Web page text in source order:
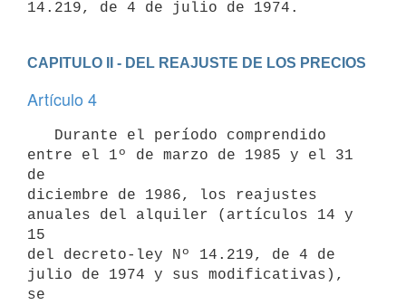
CAPITULO II - DEL REAJUSTE DE LOS PRECIOS
Artículo 4
entre el 1º de marzo de 1985 y el 31
de
diciembre de 1986, los reajustes
anuales del alquiler (artículos 14 y
15
del decreto-ley Nº 14.219, de 4 de
julio de 1974 y sus modificativas),
se